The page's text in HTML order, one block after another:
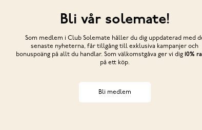
Bli vår solemate!
Som medlem i Club Solemate håller du dig uppdaterad med
senaste nyheterna, får tillgång till exklusiva kampanjer och
bonuspoäng på allt du handlar. Som välkomstgåva ger vi dig 10%
på ett köp.
Bli medlem